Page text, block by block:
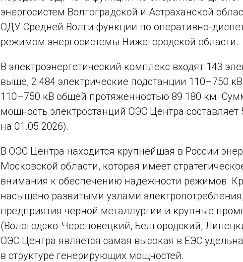
энергосистем Волгоградской и Астраханской
ОДУ Средней Волги функции по оперативно-
режимом энергосистемы Нижегородской области.
В электроэнергетический комплекс входят 143
выше, 2 484 электрические подстанции 110–750
110–750 кВ общей протяженностью 89 180 км.
мощность электростанций ОЭС Центра
на 01.05.2026).
В ОЭС Центра находится крупнейшая в России
Московской области, которая имеет
внимания к обеспечению надежности режимов.
насыщено развитыми узлами
предприятия черной металлургии и крупные
(Вологодско-Череповецкий, Белгородский,
ОЭС Центра является самая высокая в ЕЭС
в структуре генерирующих мощностей.